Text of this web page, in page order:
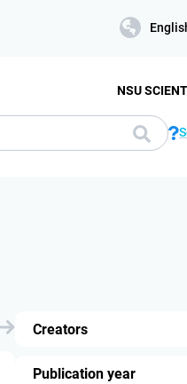
NSU
Creators
Publication year